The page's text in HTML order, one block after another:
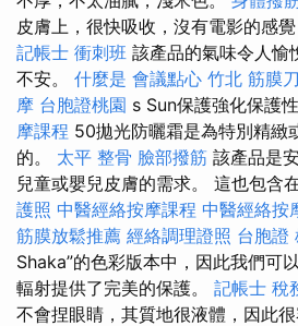
皮膚上，很快吸收，沒有電影的感覺
記帳士 衝刺班 該產品的氣味令人愉
不安。 什麼是 會議點心 竹北 筋膜刀
摩 台胞證桃園 s Sun保護強化保護
摩課程 50拋光防曬霜是為特別精緻
的。 太平 整骨 臉部撥筋 該產品是
兒童或嬰兒皮膚的需求。 這也包含
護照 中醫經絡按摩課程 中醫經絡按
筋膜放鬆推薦 經絡調理證照 台胞證
Shaka”的色彩版本中，因此我們可
輻射提供了完美的保護。 記帳士 稅
不會捏眼睛，其質地很液體，因此